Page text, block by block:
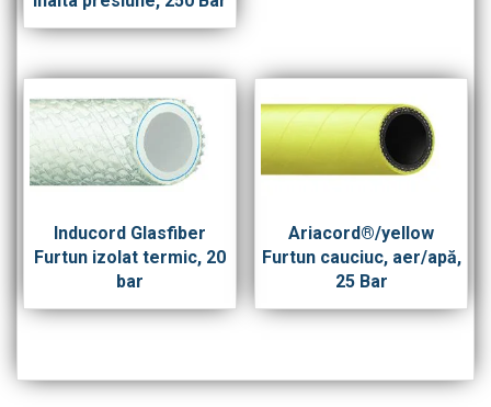
Inducord Glasfiber
Furtun izolat termic, 20
bar
Ariacord®/yellow
Furtun cauciuc, aer/apă,
25 Bar